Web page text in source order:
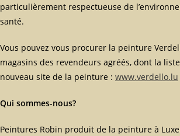
particulièrement respectueuse de
santé.
Vous pouvez vous procurer la peinture
magasins des revendeurs agréés, dont la
nouveau site de la peinture : www.verdello.lu
Qui sommes-nous?
Peintures Robin produit de la peinture à